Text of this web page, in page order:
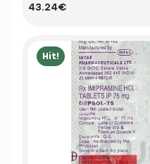
43.24€
Hit!